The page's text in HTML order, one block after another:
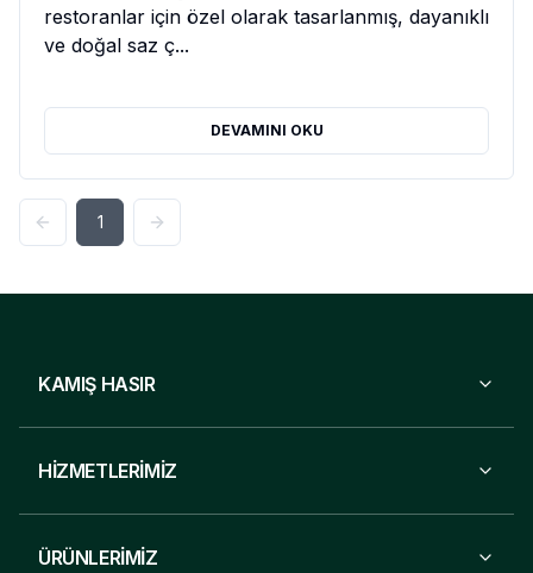
restoranlar için özel olarak tasarlanmış, dayanıklı
ve doğal saz ç...
DEVAMINI OKU
1
KAMIŞ HASIR
HİZMETLERİMİZ
ÜRÜNLERİMİZ